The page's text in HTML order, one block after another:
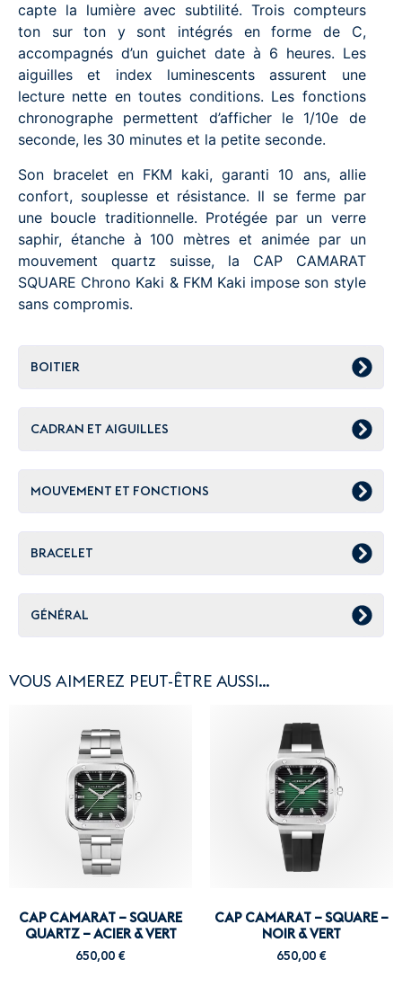
capte la lumière avec subtilité. Trois compteurs
ton sur ton y sont intégrés en forme de C,
accompagnés d’un guichet date à 6 heures. Les
aiguilles et index luminescents assurent une
lecture nette en toutes conditions. Les fonctions
chronographe permettent d’afficher le 1/10e de
seconde, les 30 minutes et la petite seconde.
Son bracelet en FKM kaki, garanti 10 ans, allie
confort, souplesse et résistance. Il se ferme par
une boucle traditionnelle. Protégée par un verre
saphir, étanche à 100 mètres et animée par un
mouvement quartz suisse, la CAP CAMARAT
SQUARE Chrono Kaki & FKM Kaki impose son style
sans compromis.
BOITIER
CADRAN ET AIGUILLES
MOUVEMENT ET FONCTIONS
BRACELET
GÉNÉRAL
VOUS AIMEREZ PEUT-ÊTRE AUSSI…
CAP CAMARAT – SQUARE
QUARTZ – ACIER & VERT
650,00 €
CAP CAMARAT – SQUARE –
NOIR & VERT
650,00 €